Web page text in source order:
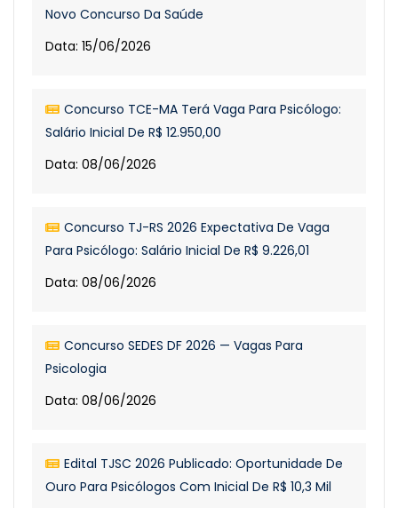
Novo Concurso Da Saúde
Data: 15/06/2026
Concurso TCE-MA Terá Vaga Para Psicólogo:
Salário Inicial De R$ 12.950,00
Data: 08/06/2026
Concurso TJ-RS 2026 Expectativa De Vaga
Para Psicólogo: Salário Inicial De R$ 9.226,01
Data: 08/06/2026
Concurso SEDES DF 2026 — Vagas Para
Psicologia
Data: 08/06/2026
Edital TJSC 2026 Publicado: Oportunidade De
Ouro Para Psicólogos Com Inicial De R$ 10,3 Mil